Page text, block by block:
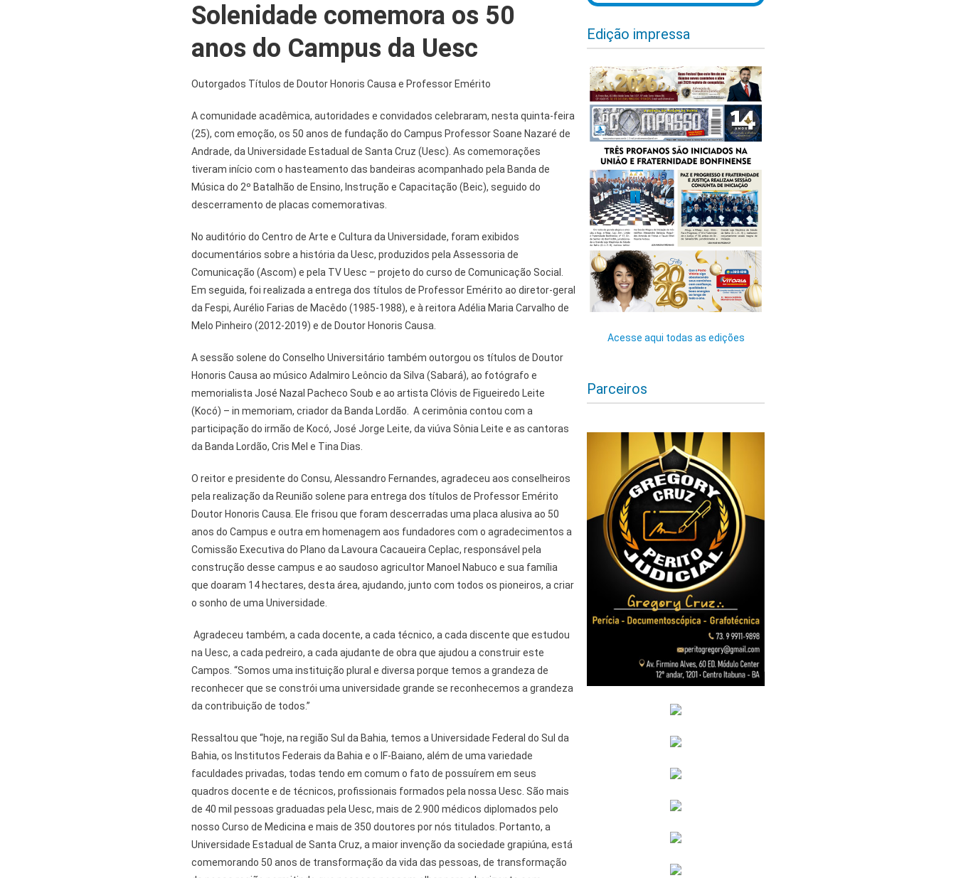
Solenidade comemora os 50
anos do Campus da Uesc
Outorgados Títulos de Doutor Honoris Causa e Professor Emérito
A comunidade acadêmica, autoridades e convidados celebraram, nesta quinta-feira
(25), com emoção, os 50 anos de fundação do Campus Professor Soane Nazaré de
Andrade, da Universidade Estadual de Santa Cruz (Uesc). As comemorações
tiveram início com o hasteamento das bandeiras acompanhado pela Banda de
Música do 2º Batalhão de Ensino, Instrução e Capacitação (Beic), seguido do
descerramento de placas comemorativas.
No auditório do Centro de Arte e Cultura da Universidade, foram exibidos
documentários sobre a história da Uesc, produzidos pela Assessoria de
Comunicação (Ascom) e pela TV Uesc – projeto do curso de Comunicação Social.
Em seguida, foi realizada a entrega dos títulos de Professor Emérito ao diretor-geral
da Fespi, Aurélio Farias de Macêdo (1985-1988), e à reitora Adélia Maria Carvalho de
Melo Pinheiro (2012-2019) e de Doutor Honoris Causa.
A sessão solene do Conselho Universitário também outorgou os títulos de Doutor
Honoris Causa ao músico Adalmiro Leôncio da Silva (Sabará), ao fotógrafo e
memorialista José Nazal Pacheco Soub e ao artista Clóvis de Figueiredo Leite
(Kocó) – in memoriam, criador da Banda Lordão. A cerimônia contou com a
participação do irmão de Kocó, José Jorge Leite, da viúva Sônia Leite e as cantoras
da Banda Lordão, Cris Mel e Tina Dias.
O reitor e presidente do Consu, Alessandro Fernandes, agradeceu aos conselheiros
pela realização da Reunião solene para entrega dos títulos de Professor Emérito
Doutor Honoris Causa. Ele frisou que foram descerradas uma placa alusiva ao 50
anos do Campus e outra em homenagem aos fundadores com o agradecimentos a
Comissão Executiva do Plano da Lavoura Cacaueira Ceplac, responsável pela
construção desse campus e ao saudoso agricultor Manoel Nabuco e sua família
que doaram 14 hectares, desta área, ajudando, junto com todos os pioneiros, a criar
o sonho de uma Universidade.
Agradeceu também, a cada docente, a cada técnico, a cada discente que estudou
na Uesc, a cada pedreiro, a cada ajudante de obra que ajudou a construir este
Campos. “Somos uma instituição plural e diversa porque temos a grandeza de
reconhecer que se constrói uma universidade grande se reconhecemos a grandeza
da contribuição de todos.”
Ressaltou que “hoje, na região Sul da Bahia, temos a Universidade Federal do Sul da
Bahia, os Institutos Federais da Bahia e o IF-Baiano, além de uma variedade
faculdades privadas, todas tendo em comum o fato de possuírem em seus
quadros docente e de técnicos, profissionais formados pela nossa Uesc. São mais
de 40 mil pessoas graduadas pela Uesc, mais de 2.900 médicos diplomados pelo
nosso Curso de Medicina e mais de 350 doutores por nós titulados. Portanto, a
Universidade Estadual de Santa Cruz, a maior invenção da sociedade grapiúna, está
comemorando 50 anos de transformação da vida das pessoas, de transformação
Edição impressa
Acesse aqui todas as edições
Parceiros